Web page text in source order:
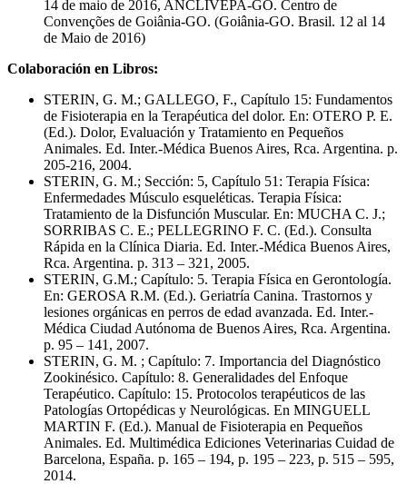
14 de maio de 2016, ANCLIVEPA-GO. Centro de
Convenções de Goiânia-GO. (Goiânia-GO. Brasil. 12 al 14
de Maio de 2016)
Colaboración en Libros:
STERIN, G. M.; GALLEGO, F., Capítulo 15: Fundamentos
de Fisioterapia en la Terapéutica del dolor. En: OTERO P. E.
(Ed.). Dolor, Evaluación y Tratamiento en Pequeños
Animales. Ed. Inter.-Médica Buenos Aires, Rca. Argentina. p.
205-216, 2004.
STERIN, G. M.; Sección: 5, Capítulo 51: Terapia Física:
Enfermedades Músculo esqueléticas. Terapia Física:
Tratamiento de la Disfunción Muscular. En: MUCHA C. J.;
SORRIBAS C. E.; PELLEGRINO F. C. (Ed.). Consulta
Rápida en la Clínica Diaria. Ed. Inter.-Médica Buenos Aires,
Rca. Argentina. p. 313 – 321, 2005.
STERIN, G.M.; Capítulo: 5. Terapia Física en Gerontología.
En: GEROSA R.M. (Ed.). Geriatría Canina. Trastornos y
lesiones orgánicas en perros de edad avanzada. Ed. Inter.-
Médica Ciudad Autónoma de Buenos Aires, Rca. Argentina.
p. 95 – 141, 2007.
STERIN, G. M. ; Capítulo: 7. Importancia del Diagnóstico
Zookinésico. Capítulo: 8. Generalidades del Enfoque
Terapéutico. Capítulo: 15. Protocolos terapéuticos de las
Patologías Ortopédicas y Neurológicas. En MINGUELL
MARTIN F. (Ed.). Manual de Fisioterapia en Pequeños
Animales. Ed. Multimédica Ediciones Veterinarias Cuidad de
Barcelona, España. p. 165 – 194, p. 195 – 223, p. 515 – 595,
2014.